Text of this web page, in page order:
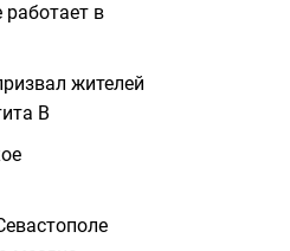
в
жителей
B